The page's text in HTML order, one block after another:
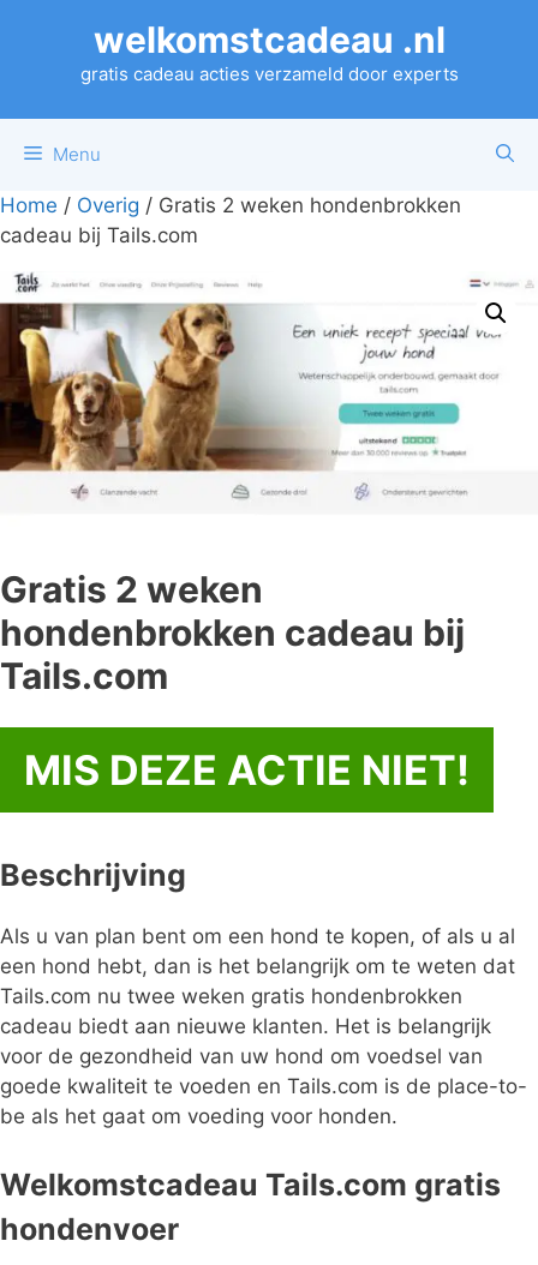
welkomstcadeau .nl
gratis cadeau acties verzameld door experts
Menu
Home / Overig / Gratis 2 weken hondenbrokken
cadeau bij Tails.com
Gratis 2 weken
hondenbrokken cadeau bij
Tails.com
MIS DEZE ACTIE NIET!
Beschrijving
Als u van plan bent om een ​​hond te kopen, of als u al
een hond hebt, dan is het belangrijk om te weten dat
Tails.com nu twee weken gratis hondenbrokken
cadeau biedt aan nieuwe klanten. Het is belangrijk
voor de gezondheid van uw hond om voedsel van
goede kwaliteit te voeden en Tails.com is de place-to-
be als het gaat om voeding voor honden.
Welkomstcadeau Tails.com gratis
hondenvoer